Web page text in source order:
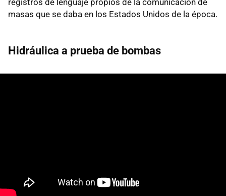
masas que se daba en los Estados Unidos de la época.
Hidráulica a prueba de bombas